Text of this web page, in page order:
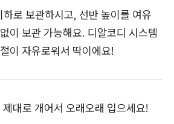
로 보관하시고, 선반 높이를 여유
이 보관 가능해요. 디알코디 시스템
이 자유로워서 딱이에요!
대로 개어서 오래오래 입으세요!